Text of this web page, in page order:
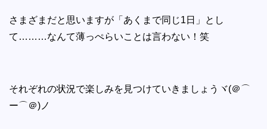
さまざまだと思いますが「あくまで同じ1日」とし
て………なんて薄っぺらいことは言わない！笑
それぞれの状況で楽しみを見つけていきましょうヾ(＠⌒
ー⌒＠)ノ